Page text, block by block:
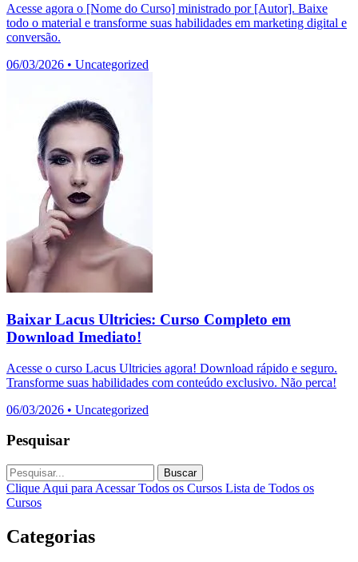
Acesse agora o [Nome do Curso] ministrado por [Autor]. Baixe
todo o material e transforme suas habilidades em marketing digital e
conversão.
06/03/2026 • Uncategorized
Baixar Lacus Ultricies: Curso Completo em
Download Imediato!
Acesse o curso Lacus Ultricies agora! Download rápido e seguro.
Transforme suas habilidades com conteúdo exclusivo. Não perca!
06/03/2026 • Uncategorized
Pesquisar
Buscar
Clique Aqui para Acessar Todos os Cursos Lista de Todos os
Cursos
Categorias